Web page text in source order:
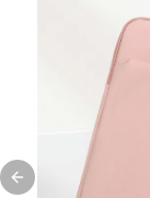
Previous slide